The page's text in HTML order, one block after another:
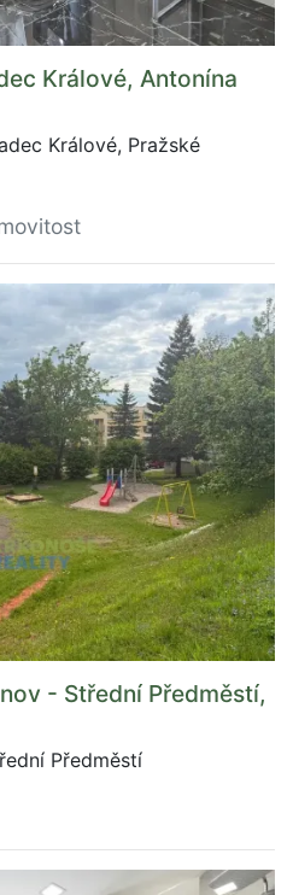
Králové, Antonína
Králové, Pražské
- Střední Předměstí,
Předměstí